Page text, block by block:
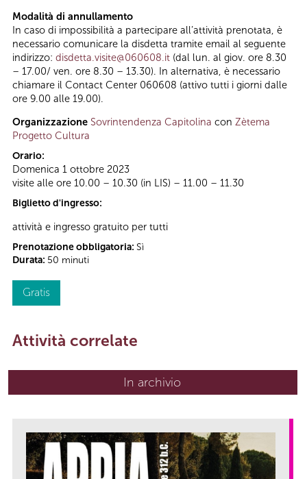
Modalità di annullamento
In caso di impossibilità a partecipare all’attività prenotata, è
necessario comunicare la disdetta tramite email al seguente
indirizzo: disdetta.visite@060608.it (dal lun. al giov. ore 8.30
– 17.00/ ven. ore 8.30 – 13.30). In alternativa, è necessario
chiamare il Contact Center 060608 (attivo tutti i giorni dalle
ore 9.00 alle 19.00).
Organizzazione Sovrintendenza Capitolina con Zètema
Progetto Cultura
Orario:
Domenica 1 ottobre 2023
visite alle ore 10.00 – 10.30 (in LIS) – 11.00 – 11.30
Biglietto d'ingresso:
attività e ingresso gratuito per tutti
Prenotazione obbligatoria: Sì
Durata: 50 minuti
Gratis
Attività correlate
In archivio